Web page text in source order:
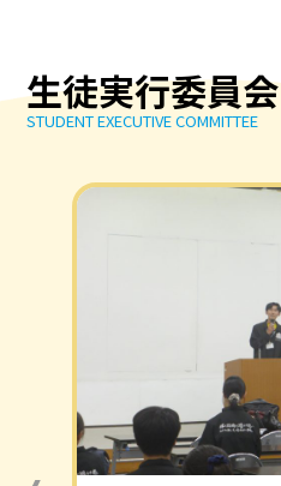
生徒実行委員会
STUDENT EXECUTIVE COMMITTEE